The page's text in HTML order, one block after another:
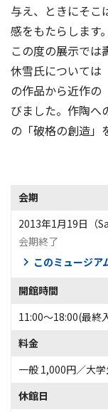
与え、ときにそこ
感をもたらします。
この度の展示で
休雪氏については
の作品から近作の
びました。作陶へ
の「破格の創造」
会期
2013年1月19日（
会期終了
このミュージア
開館時間
11:00～18:00(最終
料金
一般 1,000円／大
休館日